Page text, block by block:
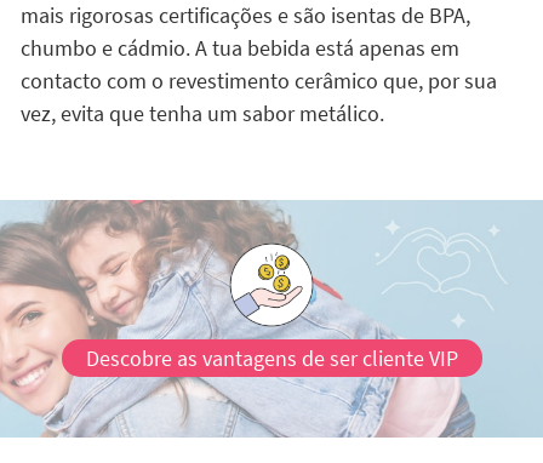
mais rigorosas certificações e são isentas de BPA,
chumbo e cádmio. A tua bebida está apenas em
contacto com o revestimento cerâmico que, por sua
vez, evita que tenha um sabor metálico.
Descobre as vantagens de ser cliente VIP